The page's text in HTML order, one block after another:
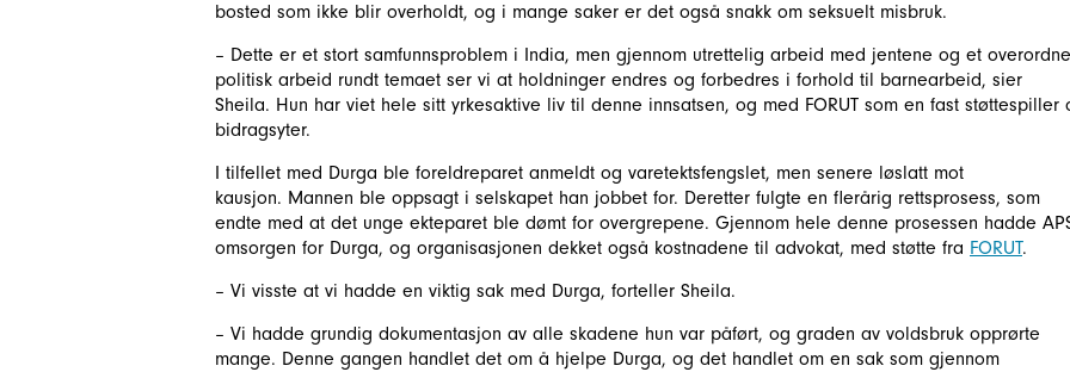
bosted som ikke blir overholdt, og i mange saker er det også snakk om seksuelt misbruk.
– Dette er et stort samfunnsproblem i India, men gjennom utrettelig arbeid med jentene og et
politisk arbeid rundt temaet ser vi at holdninger endres og forbedres i forhold til barnearbeid, sier
Sheila. Hun har viet hele sitt yrkesaktive liv til denne innsatsen, og med FORUT som en fast støttespiller
bidragsyter.
I tilfellet med Durga ble foreldreparet anmeldt og varetektsfengslet, men senere løslatt mot
kausjon. Mannen ble oppsagt i selskapet han jobbet for. Deretter fulgte en flerårig rettsprosess, som
endte med at det unge ekteparet ble dømt for overgrepene. Gjennom hele denne prosessen hadde
omsorgen for Durga, og organisasjonen dekket også kostnadene til advokat, med støtte fra FORUT.
– Vi visste at vi hadde en viktig sak med Durga, forteller Sheila.
– Vi hadde grundig dokumentasjon av alle skadene hun var påført, og graden av voldsbruk opprørte
mange. Denne gangen handlet det om å hjelpe Durga, og det handlet om en sak som gjennom